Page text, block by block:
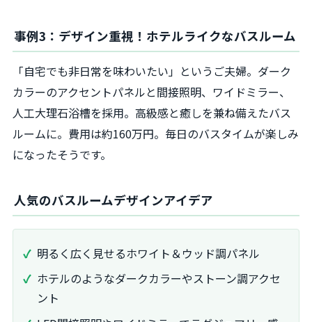
事例3：デザイン重視！ホテルライクなバスルーム
「自宅でも非日常を味わいたい」というご夫婦。ダーク
カラーのアクセントパネルと間接照明、ワイドミラー、
人工大理石浴槽を採用。高級感と癒しを兼ね備えたバス
ルームに。費用は約160万円。毎日のバスタイムが楽しみ
になったそうです。
人気のバスルームデザインアイデア
明るく広く見せるホワイト＆ウッド調パネル
ホテルのようなダークカラーやストーン調アクセ
ント